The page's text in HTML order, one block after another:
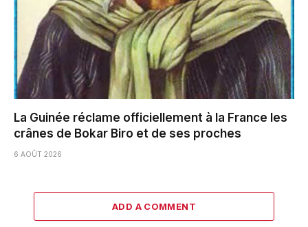
La Guinée réclame officiellement à la France les
crânes de Bokar Biro et de ses proches
6 AOÛT 2026
ADD A COMMENT